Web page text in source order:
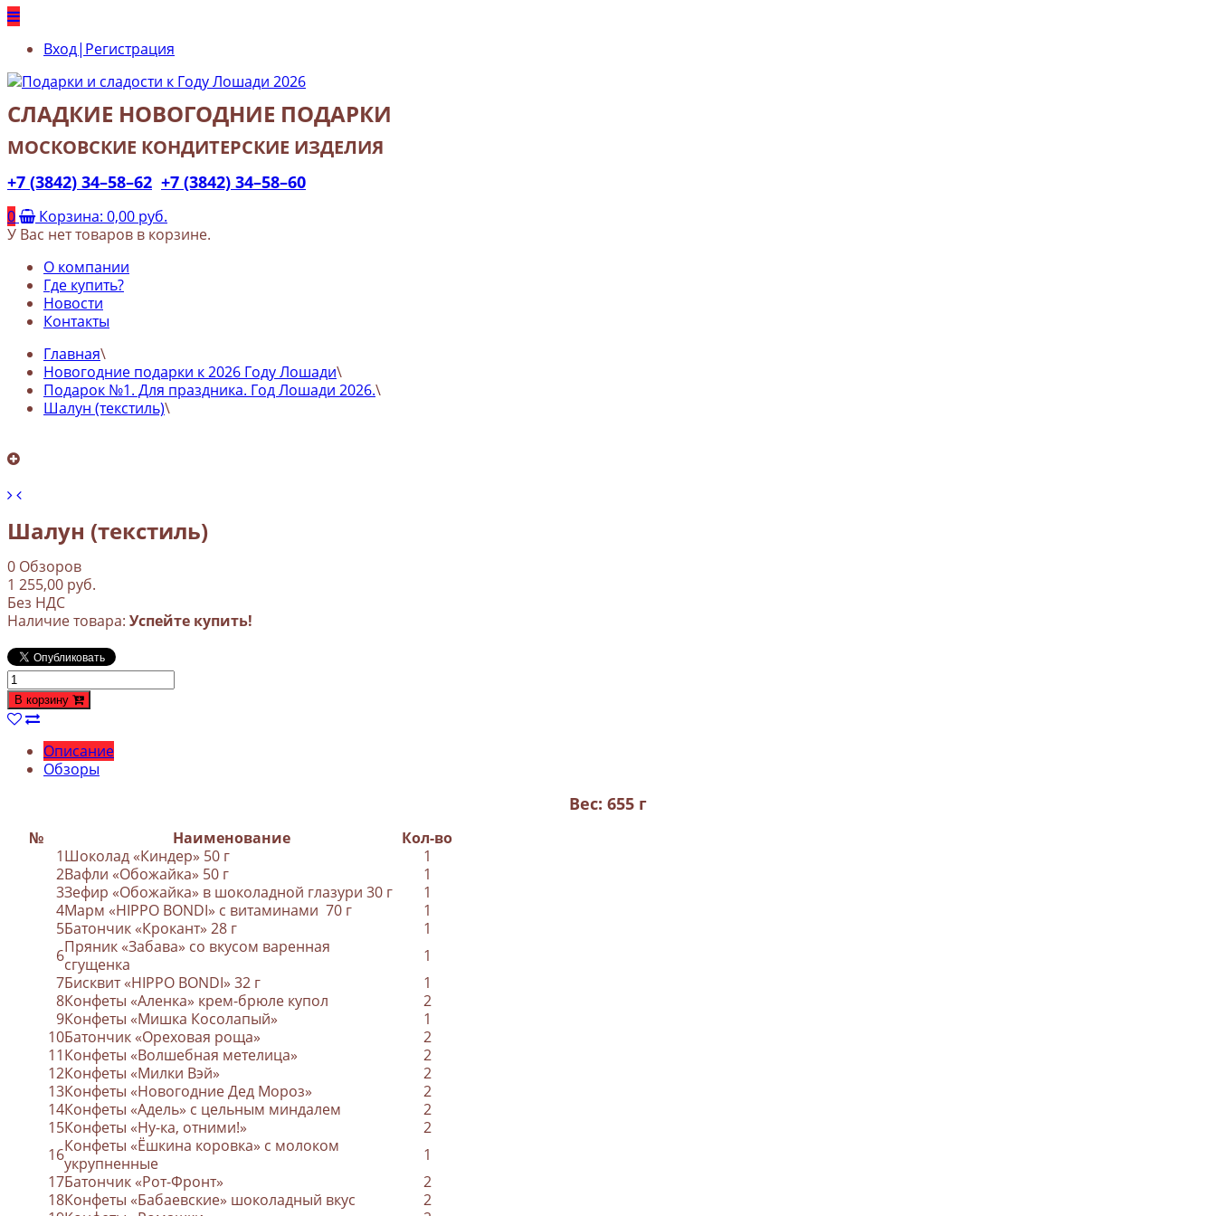
Вход|Регистрация
СЛАДКИЕ НОВОГОДНИЕ ПОДАРКИ
МОСКОВСКИЕ КОНДИТЕРСКИЕ ИЗДЕЛИЯ
+7 (3842) 34–58–62 +7 (3842) 34–58–60
0 Корзина: 0,00 руб.
У Вас нет товаров в корзине.
О компании
Где купить?
Новости
Контакты
Главная\
Новогодние подарки к 2026 Году Лошади\
Подарок №1. Для праздника. Год Лошади 2026.\
Шалун (текстиль)\
Шалун (текстиль)
0 Обзоров
1 255,00 руб.
Без НДС
Наличие товара: Успейте купить!
В корзину
Описание
Обзоры
Вес: 655 г
№ Наименование
Кол-во
1Шоколад «Киндер» 50 г
1
2Вафли «Обожайка» 50 г
1
3Зефир «Обожайка» в шоколадной глазури 30 г
1
4Марм «HIPPO BONDI» с витаминами 70 г
1
5Батончик «Крокант» 28 г
1
6Пряник «Забава» со вкусом варенная
сгущенка
1
7Бисквит «HIPPO BONDI» 32 г
1
8Конфеты «Аленка» крем-брюле купол
2
9Конфеты «Мишка Косолапый»
1
10Батончик «Ореховая роща»
2
11Конфеты «Волшебная метелица»
2
12Конфеты «Милки Вэй»
2
13Конфеты «Новогодние Дед Мороз»
2
14Конфеты «Адель» с цельным миндалем
2
15Конфеты «Ну-ка, отними!»
2
16Конфеты «Ёшкина коровка» с молоком
укрупненные
1
17Батончик «Рот-Фронт»
2
18Конфеты «Бабаевские» шоколадный вкус
2